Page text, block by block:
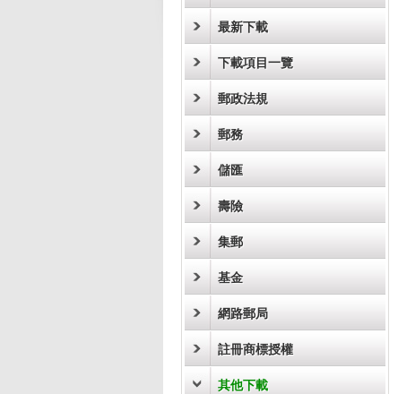
最新下載
下載項目一覽
郵政法規
郵務
儲匯
壽險
集郵
基金
網路郵局
註冊商標授權
其他下載